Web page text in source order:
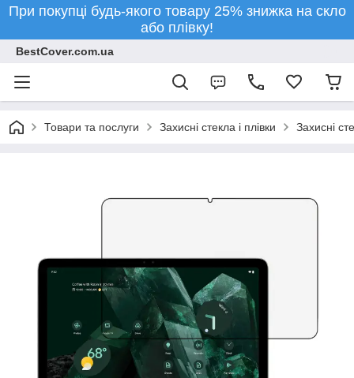
При покупці будь-якого товару 25% знижка на скло
або плівку!
BestCover.com.ua
Товари та послуги Захисні стекла і плівки Захисні